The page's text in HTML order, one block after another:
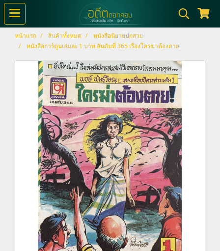
หน้าแรก สินค้าทั้งหมด
หนังสือนิยายปกสวย
หนังสือการ์ตูนเล่มละ 1 บาท อันดับที่ 365 เรื่องใครฆ่าต้องตาย